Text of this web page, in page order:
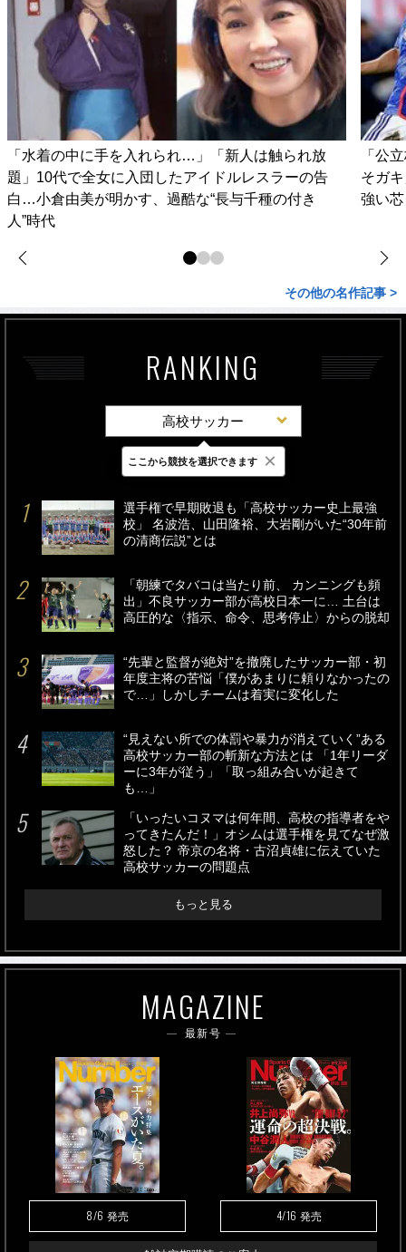
「水着の中に手を入れられ…」「新人は触られ放
題」10代で全女に入団したアイドルレスラーの告
白…小倉由美が明かす、過酷な“長与千種の付き
人”時代
「公
そガ
強い
その他の名作記事 >
RANKING
高校サッカー
最新 24時間 週間
選手権で早期敗退も「高校サッカー史上最強
校」 名波浩、山田隆裕、大岩剛がいた“30年前
の清商伝説”とは
「朝練でタバコは当たり前、 カンニングも頻
出」不良サッカー部が高校日本一に… 土台は
高圧的な〈指示、命令、思考停止〉からの脱却
“先輩と監督が絶対”を撤廃したサッカー部・初
年度主将の苦悩「僕があまりに頼りなかったの
で…」しかしチームは着実に変化した
“見えない所での体罰や暴力が消えていく”ある
高校サッカー部の斬新な方法とは 「1年リーダ
ーに3年が従う」「取っ組み合いが起きて
も…」
「いったいコヌマは何年間、高校の指導者をや
ってきたんだ！」オシムは選手権を見てなぜ激
怒した？ 帝京の名将・古沼貞雄に伝えていた
高校サッカーの問題点
もっと見る
MAGAZINE
最新号
8/6 発売 4/16 発売
ここから競技を選択できます ×